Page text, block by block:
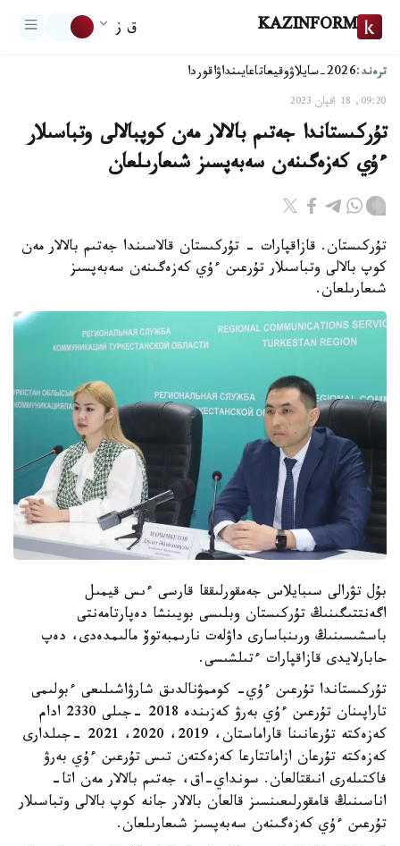
KAZINFORM ق ز
ترەند:2026-سايلاۋ وقيعاتاعايىنداۋاقوردا
09:20, 18 اقپان 2023
تۇركىستاندا جەتىم بالالار مەن كوپبالالى وتباسىلار
ءۇي كەزەگىنەن سەبەپسىز شىعارىلعان
تۇركىستان. قازاقپارات - تۇركىستان قالاسىندا جەتىم بالالار مەن
كوپ بالالى وتباسىلار تۇرعىن ءۇي كەزەگىنەن سەبەپسىز
شىعارىلعان.
بۇل تۋرالى سىبايلاس جەمقورلىققا قارسى ءىس قيمىل
اگەنتتىگىنىڭ تۇركىستان وبلىسى بويىنشا دەپارتامەنتى
باسشىسىنىڭ ورىنباسارى داۋلەت نارىمبەتوۆ مالىمدەدى، دەپ
حابارلايدى قازاقپارات ءتىلشىسى.
تۇركىستاندا تۇرعىن ءۇي- كوممۋنالدىق شارۋاشىلىعى ءبولىمى
تاراپىنان تۇرعىن ءۇي بەرۋ كەزىندە 2018 -جىلى 2330 ادام
كەزەكتە تۇرعانىنا قاراماستان، 2019، 2020، 2021 -جىلدارى
كەزەكتە تۇرعان ازاماتتارعا كەزەكتەن تىس تۇرعىن ءۇي بەرۋ
فاكتىلەرى انىقتالعان. سونداي-اق، جەتىم بالالار مەن اتا-
اناسىنىڭ قامقورلىعىنسىز قالعان بالالار جانە كوپ بالالى وتباسىلار
تۇرعىن ءۇي كەزەگىنەن سەبەپسىز شىعارىلعان.